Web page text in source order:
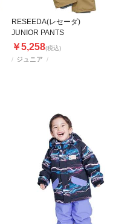
ジュニア
RESEEDA(レセーダ)
JUNIOR PANTS
￥5,258(税込)